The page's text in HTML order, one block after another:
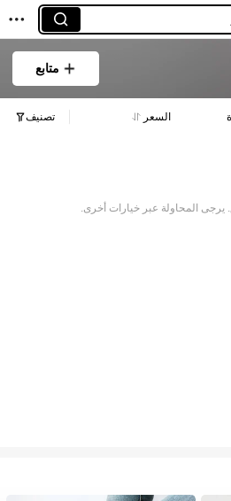
متابع
السعر تصنيف
يرجى المحاولة عبر خيارات أخرى.